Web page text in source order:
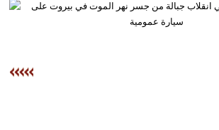
ديكور